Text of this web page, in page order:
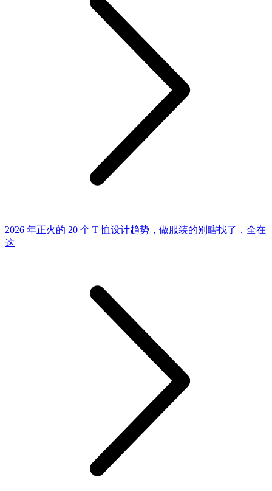
2026 年正火的 20 个 T 恤设计趋势，做服装的别瞎找了，全在
这